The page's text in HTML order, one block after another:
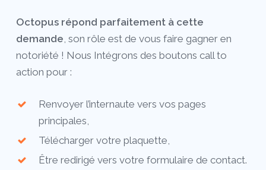
Octopus répond parfaitement à cette
demande, son rôle est de vous faire gagner en
notoriété ! Nous Intégrons des boutons call to
action pour :
Renvoyer l’internaute vers vos pages
principales,
Télécharger votre plaquette,
Être redirigé vers votre formulaire de contact.